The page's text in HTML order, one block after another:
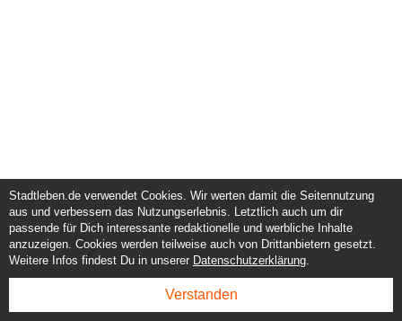
Stadtleben.de verwendet Cookies. Wir werten damit die Seitennutzung
aus und verbessern das Nutzungserlebnis. Letztlich auch um dir
passende für Dich interessante redaktionelle und werbliche Inhalte
anzuzeigen. Cookies werden teilweise auch von Drittanbietern gesetzt.
Weitere Infos findest Du in unserer Datenschutzerklärung.
Verstanden